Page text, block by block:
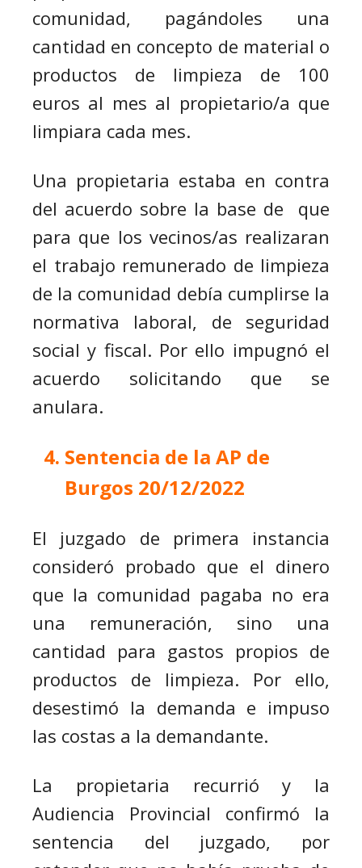
comunidad, pagándoles una
cantidad en concepto de material o
productos de limpieza de 100
euros al mes al propietario/a que
limpiara cada mes.
Una propietaria estaba en contra
del acuerdo sobre la base de que
para que los vecinos/as realizaran
el trabajo remunerado de limpieza
de la comunidad debía cumplirse la
normativa laboral, de seguridad
social y fiscal. Por ello impugnó el
acuerdo solicitando que se
anulara.
Sentencia de la AP de
Burgos 20/12/2022
El juzgado de primera instancia
consideró probado que el dinero
que la comunidad pagaba no era
una remuneración, sino una
cantidad para gastos propios de
productos de limpieza. Por ello,
desestimó la demanda e impuso
las costas a la demandante.
La propietaria recurrió y la
Audiencia Provincial confirmó la
sentencia del juzgado, por